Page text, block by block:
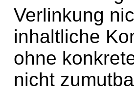
Verlinkung
inhaltliche
ohne
nicht